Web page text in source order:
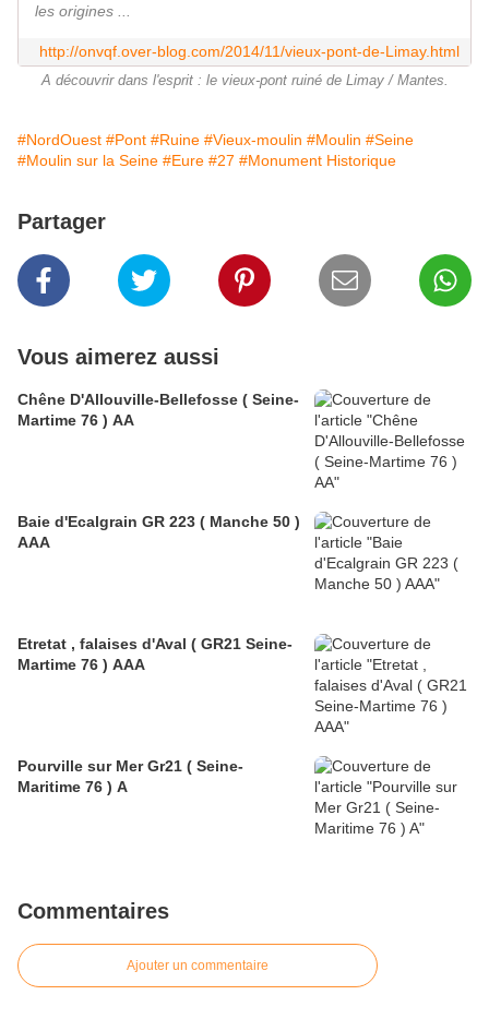
les origines ...
http://onvqf.over-blog.com/2014/11/vieux-pont-de-Limay.html
A découvrir dans l'esprit : le vieux-pont ruiné de Limay / Mantes.
#NordOuest #Pont #Ruine #Vieux-moulin #Moulin #Seine
#Moulin sur la Seine #Eure #27 #Monument Historique
Partager
Vous aimerez aussi
Chêne D'Allouville-Bellefosse ( Seine-
Martime 76 ) AA
Baie d'Ecalgrain GR 223 ( Manche 50 )
AAA
Etretat , falaises d'Aval ( GR21 Seine-
Martime 76 ) AAA
Pourville sur Mer Gr21 ( Seine-
Maritime 76 ) A
Commentaires
Ajouter un commentaire